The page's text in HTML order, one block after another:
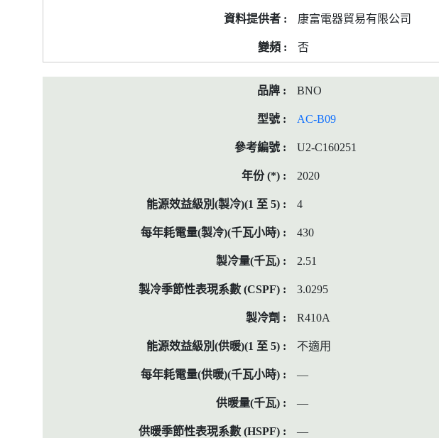
康富電器貿易有限公司
否
BNO
AC-B09
U2-C160251
2020
4
430
2.51
3.0295
R410A
不適用
—
—
—